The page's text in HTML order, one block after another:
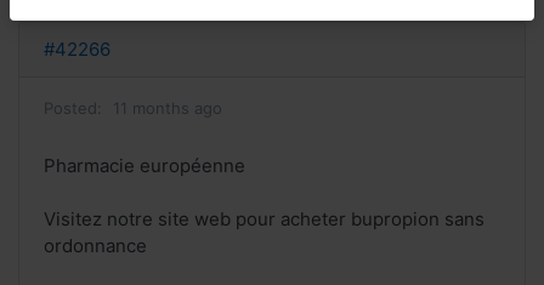
#42266
Posted: 11 months ago
Pharmacie européenne
Visitez notre site web pour acheter bupropion sans
ordonnance